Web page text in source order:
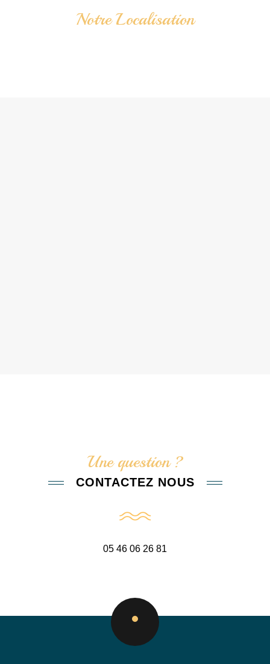
Notre Localisation
Une question ?
CONTACTEZ NOUS
05 46 06 26 81